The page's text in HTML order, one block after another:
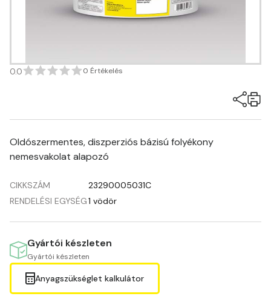
0.0 0 Értékelés
Oldószermentes, diszperziós bázisú folyékony
nemesvakolat alapozó
CIKKSZÁM
23290005031C
RENDELÉSI EGYSÉG1 vödör
Gyártói készleten
Gyártói készleten
Anyagszükséglet kalkulátor